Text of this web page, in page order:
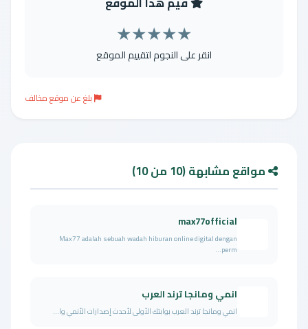
★
★
★
★
★
انقر على النجوم لتقييم الموقع
بلغ عن موقع مخالف
مواقع مشابهة (10 من 10)
max77official
Max77 adalah sebuah wadah hiburan online digital dengan
perm...
انمي ومانجا ترند العرب
انمي ومانجا ترند العرب بوابتك الأولى لأحدث إصدارات الأنمي وا...